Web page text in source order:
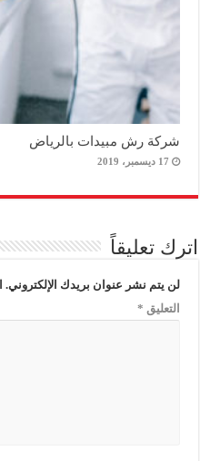
شركة رش مبيدات بالرياض
17 ديسمبر، 2019
اترك تعليقاً
لن يتم نشر عنوان بريدك الإلكتروني.
التعليق *